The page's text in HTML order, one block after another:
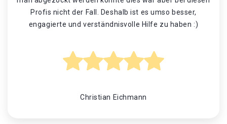
Profis nicht der Fall. Deshalb ist es umso besser,
engagierte und verständnisvolle Hilfe zu haben :)
Christian Eichmann